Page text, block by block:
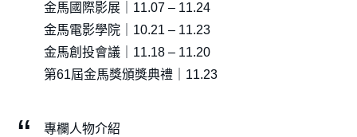
金馬國際影展｜11.07 – 11.24
金馬電影學院｜10.21 – 11.23
金馬創投會議｜11.18 – 11.20
第61屆金馬獎頒獎典禮｜11.23
專欄人物介紹